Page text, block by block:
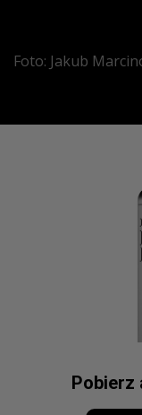
Foto: Jakub
Pobierz